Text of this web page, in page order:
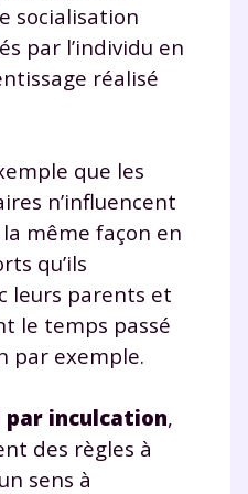
socialisation
par l’individu en
réalisé
que les
n’influencent
même façon en
qu’ils
leurs parents et
le temps passé
par exemple.
par inculcation,
des règles à
sens à